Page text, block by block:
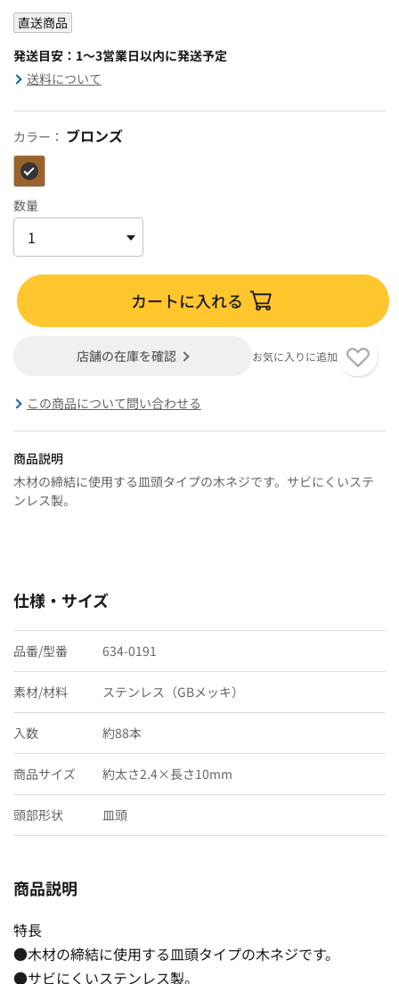
直送商品
発送目安：1～3営業日以内に発送予定
送料について
カラー： ブロンズ
数量
カートに入れる
店舗の在庫を確認 お気に入りに追加
この商品について問い合わせる
商品説明
木材の締結に使用する皿頭タイプの木ネジです。サビにくいステ
ンレス製。
仕様・サイズ
品番/型番 634-0191
素材/材料 ステンレス（GBメッキ）
入数 約88本
商品サイズ 約太さ2.4×長さ10mm
頭部形状 皿頭
商品説明
特長
●木材の締結に使用する皿頭タイプの木ネジです。
●サビにくいステンレス製。